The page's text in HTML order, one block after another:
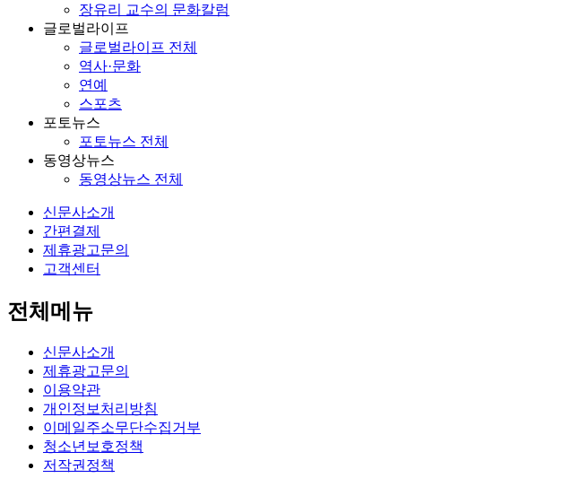
장유리 교수의 문화칼럼
글로벌라이프
글로벌라이프 전체
역사·문화
연예
스포츠
포토뉴스
포토뉴스 전체
동영상뉴스
동영상뉴스 전체
신문사소개
간편결제
제휴광고문의
고객센터
전체메뉴
신문사소개
제휴광고문의
이용약관
개인정보처리방침
이메일주소무단수집거부
청소년보호정책
저작권정책